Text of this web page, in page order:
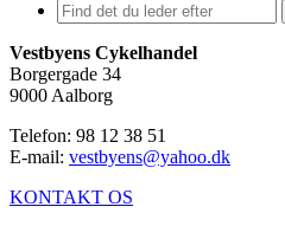
Vestbyens Cykelhandel
Borgergade 34
9000 Aalborg
Telefon: 98 12 38 51
E-mail: vestbyens@yahoo.dk
KONTAKT OS